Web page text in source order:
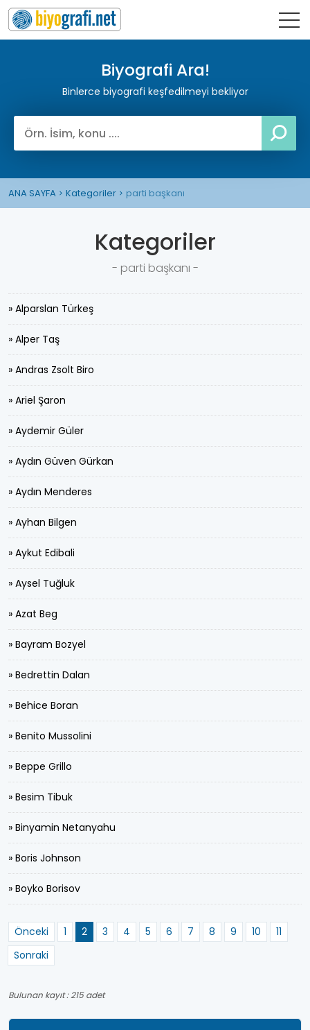
Biyografi Ara!
Binlerce biyografi keşfedilmeyi bekliyor
ANA SAYFA Kategoriler parti başkanı
Kategoriler
- parti başkanı -
» Alparslan Türkeş
» Alper Taş
» Andras Zsolt Biro
» Ariel Şaron
» Aydemir Güler
» Aydın Güven Gürkan
» Aydın Menderes
» Ayhan Bilgen
» Aykut Edibali
» Aysel Tuğluk
» Azat Beg
» Bayram Bozyel
» Bedrettin Dalan
» Behice Boran
» Benito Mussolini
» Beppe Grillo
» Besim Tibuk
» Binyamin Netanyahu
» Boris Johnson
» Boyko Borisov
Önceki 1 2 3 4 5 6 7 8 9 10
11
Sonraki
Bulunan kayıt : 215 adet